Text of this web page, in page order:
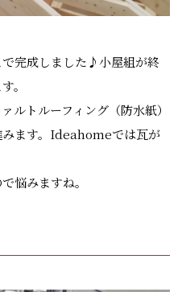
完成しました♪小屋組が終
。
トルーフィング（防水紙）
ます。Ideahomeでは瓦が
悩みますね。